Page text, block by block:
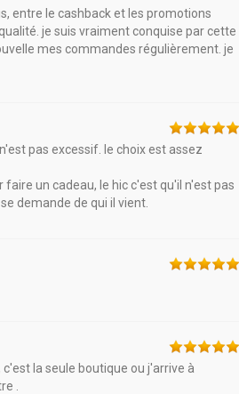
entre le cashback et les promotions
je suis vraiment conquise par cette
mes commandes régulièrement. je
pas excessif. le choix est assez
un cadeau, le hic c'est qu'il n'est pas
demande de qui il vient.
la seule boutique ou j'arrive à
.